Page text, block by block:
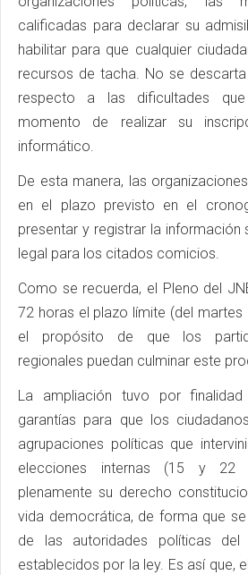
calificadas para declarar su
habilitar para que cualquier
recursos de tacha. No se
respecto a las dificultades
momento de realizar su
informático.
De esta manera, las
en el plazo previsto en el
presentar y registrar la información
legal para los citados comicios.
Como se recuerda, el Pleno del
72 horas el plazo límite (del martes
el propósito de que los
regionales puedan culminar este
La ampliación tuvo por
garantías para que los
agrupaciones políticas que
elecciones internas (15 y 22
plenamente su derecho
vida democrática, de forma que
de las autoridades políticas
establecidos por la ley. Es así que,